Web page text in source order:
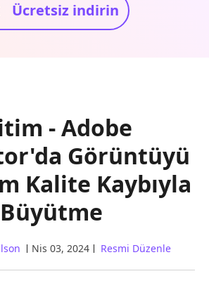
Ücretsiz indirin
- Adobe
Görüntüyü
Kalite Kaybıyla
Büyütme
Nis 03, 2024 Resmi Düzenle